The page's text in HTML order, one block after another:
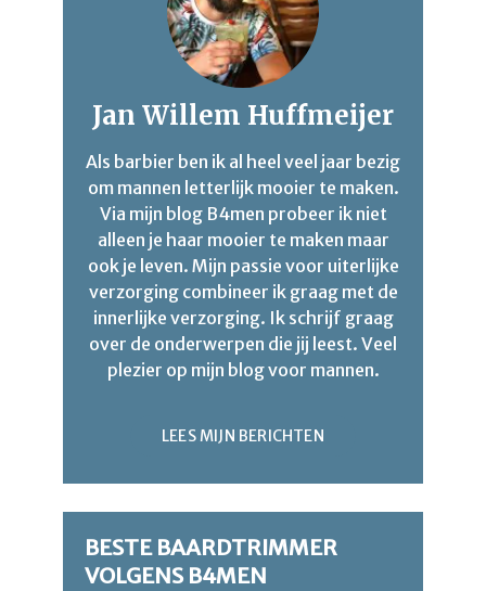
Jan Willem Huffmeijer
Als barbier ben ik al heel veel jaar bezig
om mannen letterlijk mooier te maken.
Via mijn blog B4men probeer ik niet
alleen je haar mooier te maken maar
ook je leven. Mijn passie voor uiterlijke
verzorging combineer ik graag met de
innerlijke verzorging. Ik schrijf graag
over de onderwerpen die jij leest. Veel
plezier op mijn blog voor mannen.
LEES MIJN BERICHTEN
BESTE BAARDTRIMMER
VOLGENS B4MEN